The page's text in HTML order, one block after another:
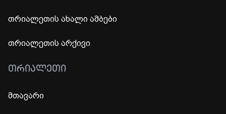
თრიალეთის ახალი ამბები
თრიალეთის არქივი
ᲗᲠᲘᲐᲚᲔᲗᲘ
მთავარი